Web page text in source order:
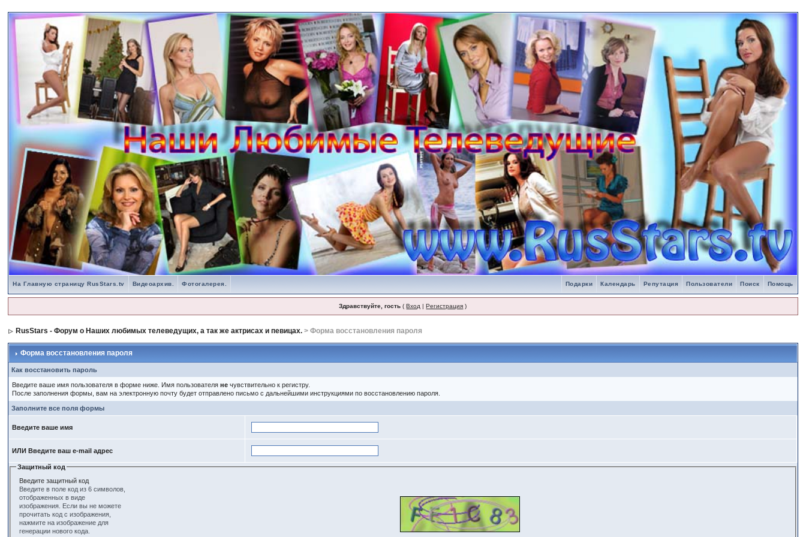
На Главную страницу RusStars.tv Помощь
Поиск
Пользователи
Репутация
Календарь
Подарки
Видеоархив. Фотогалерея.
Здравствуйте, гость (Вход |Регистрация )
RusStars - Форум о Наших любимых телеведущих, а так же актрисах и певицах. > Форма восстановления пароля
Форма восстановления пароля
Как восстановить пароль
Введите ваше имя пользователя в форме ниже. Имя пользователяне чувствительно к регистру.
После заполнения формы, вам на электронную почту будет отправлено письмо с дальнейшими инструкциями по восстановлению пароля.
Заполните все поля формы
Введите ваше имя
ИЛИ Введите ваш e-mail адрес
Защитный код
Введите защитный код
Введите в поле код из 6 символов,
отображенных в виде
изображения. Если вы не можете
прочитать код с изображения,
нажмите на изображение для
генерации нового кода.